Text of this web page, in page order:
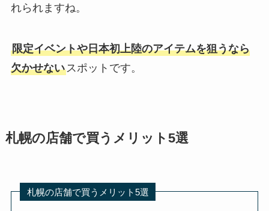
れられますね。
限定イベントや日本初上陸のアイテムを狙うなら
欠かせないスポットです。
札幌の店舗で買うメリット5選
札幌の店舗で買うメリット5選